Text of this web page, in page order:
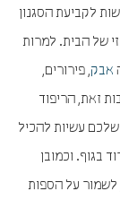
לקביעת הסגנון
של הבית. למרות
אבק, פירורים,
זאת, הריפוד
עשיות להכיל
בגוף. וכמובן
על הספות